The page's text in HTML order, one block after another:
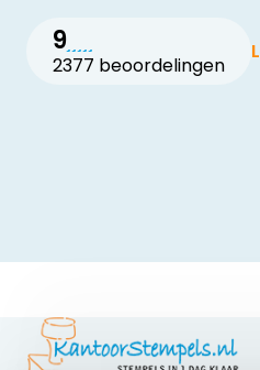
9
2377 beoordelingen